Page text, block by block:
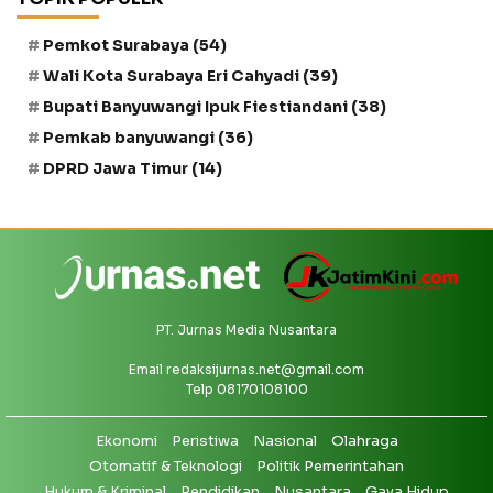
Pemkot Surabaya (54)
Wali Kota Surabaya Eri Cahyadi (39)
Bupati Banyuwangi Ipuk Fiestiandani (38)
Pemkab banyuwangi (36)
DPRD Jawa Timur (14)
PT. Jurnas Media Nusantara
Email redaksijurnas.net@gmail.com
Telp 08170108100
Ekonomi Peristiwa Nasional
Olahraga
Otomatif & Teknologi
Politik Pemerintahan